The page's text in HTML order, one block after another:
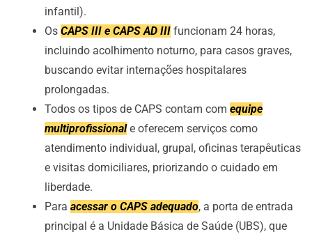
infantil).
Os CAPS III e CAPS AD III funcionam 24 horas,
incluindo acolhimento noturno, para casos graves,
buscando evitar internações hospitalares
prolongadas.
Todos os tipos de CAPS contam com equipe
multiprofissionale oferecem serviços como
atendimento individual, grupal, oficinas terapêuticas
e visitas domiciliares, priorizando o cuidado em
liberdade.
Para acessar o CAPS adequado, a porta de entrada
principal é a Unidade Básica de Saúde (UBS), que